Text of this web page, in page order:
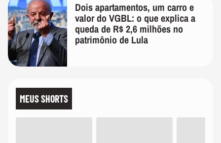
Dois apartamentos, um carro e
valor do VGBL: o que explica a
queda de R$ 2,6 milhões no
patrimônio de Lula
MEUS SHORTS